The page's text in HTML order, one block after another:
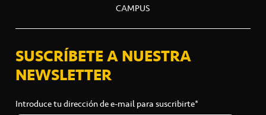
CAMPUS
SUSCRÍBETE A NUESTRA
NEWSLETTER
Introduce tu dirección de e-mail para suscribirte*